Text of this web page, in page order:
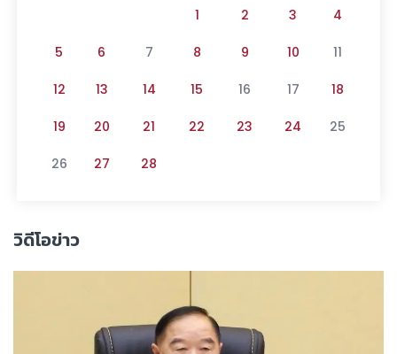
1 2 3 4
5 6 7 8 9 10 11
12 13 14 15 16 17 18
19 20 21 22 23 24 25
26 27 28
วิดีโอข่าว